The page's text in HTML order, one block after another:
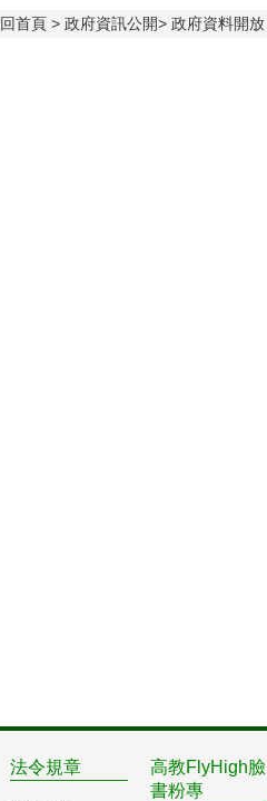
回首頁 政府資訊公開 政府資料開放
法令規章
高教FlyHigh臉
書粉專